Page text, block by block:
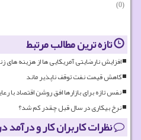
(0)
تازه ترین مطالب مرتبط
افزایش نارضایتی آمریکایی ها از هزینه های
کاهش قیمت نفت توقف ناپذیر ماند
نفس تازه برای بازارها افق روشن اقتصاد با
نرخ بیکاری در سال قبل چقدر کم شد؟
نظرات کاربران کار و درآمد